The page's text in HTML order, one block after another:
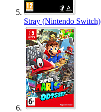
Stray (Nintendo Switch)